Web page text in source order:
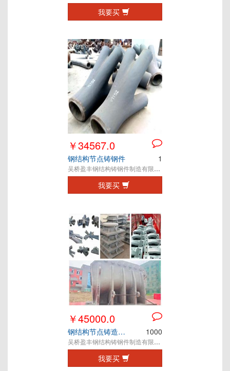
我要买
￥34567.0
钢结构节点铸钢件 1
吴桥盈丰钢结构铸钢件制造有限公司
我要买
￥45000.0
钢结构节点铸造件 铸钢件 铸钢节点 1000
吴桥盈丰钢结构铸钢件制造有限公司
我要买